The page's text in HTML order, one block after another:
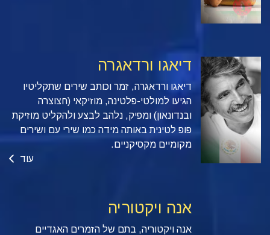
דיאגו ורדאגרה
דיאגו ורדאגרה, זמר וכותב שירים שתקליטיו
הגיעו למולטי-פלטינה, מוזיקאי (חצוצרה
ובנדונאון) ומפיק, נלהב לבצע ולהקליט מוזיקת
פופ לטינית באותה מידה כמו שירי עם ושירים
מקומיים מקסיקניים.
עוד
אנה ויקטוריה
אנה ויקטוריה, בתם של הזמרים האגדיים